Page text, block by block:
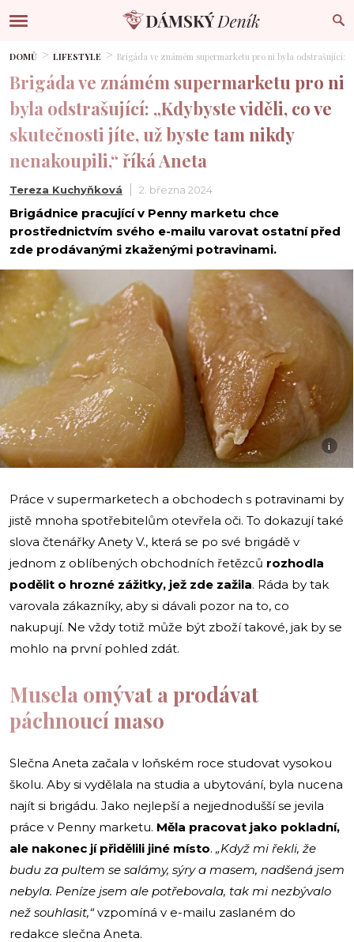
DOMŮ LIFESTYLE Brigáda ve známém supermarketu pro ni byla odstrašující:
Brigáda ve známém supermarketu pro ni
byla odstrašující: „Kdybyste viděli, co ve
skutečnosti jíte, už byste tam nikdy
nenakoupili,“ říká Aneta
Tereza Kuchyňková 2. března 2024
Brigádnice pracující v Penny marketu chce
prostřednictvím svého e-mailu varovat ostatní před
zde prodávanými zkaženými potravinami.
i
Práce v supermarketech a obchodech s potravinami by
jistě mnoha spotřebitelům otevřela oči. To dokazují také
slova čtenářky Anety V., která se po své brigádě v
jednom z oblíbených obchodních řetězců rozhodla
podělit o hrozné zážitky, jež zde zažila. Ráda by tak
varovala zákazníky, aby si dávali pozor na to, co
nakupují. Ne vždy totiž může být zboží takové, jak by se
mohlo na první pohled zdát.
Musela omývat a prodávat
páchnoucí maso
Slečna Aneta začala v loňském roce studovat vysokou
školu. Aby si vydělala na studia a ubytování, byla nucena
najít si brigádu. Jako nejlepší a nejjednodušší se jevila
práce v Penny marketu. Měla pracovat jako pokladní,
ale nakonec jí přidělili jiné místo. „Když mi řekli, že
budu za pultem se salámy, sýry a masem, nadšená jsem
nebyla. Peníze jsem ale potřebovala, tak mi nezbývalo
než souhlasit,“vzpomíná v e-mailu zaslaném do
redakce slečna Aneta.